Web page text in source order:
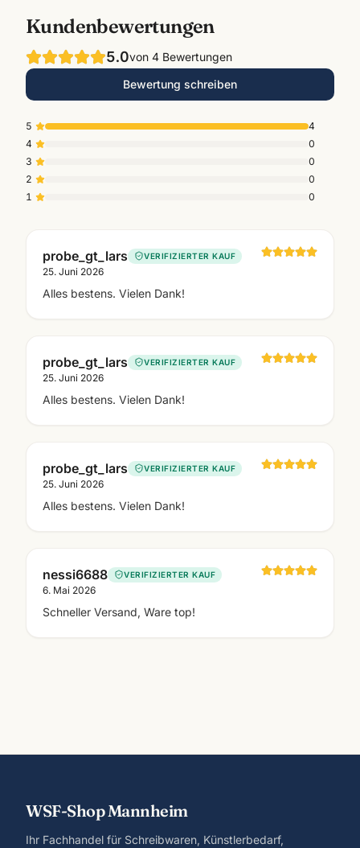
Kundenbewertungen
5.0von 4 Bewertungen
Bewertung schreiben
5
4
4
0
3
0
2
0
1
0
probe_gt_lars VERIFIZIERTER KAUF
25. Juni 2026
Alles bestens. Vielen Dank!
probe_gt_lars VERIFIZIERTER KAUF
25. Juni 2026
Alles bestens. Vielen Dank!
probe_gt_lars VERIFIZIERTER KAUF
25. Juni 2026
Alles bestens. Vielen Dank!
nessi6688 VERIFIZIERTER KAUF
6. Mai 2026
Schneller Versand, Ware top!
WSF-Shop Mannheim
Ihr Fachhandel für Schreibwaren, Künstlerbedarf,